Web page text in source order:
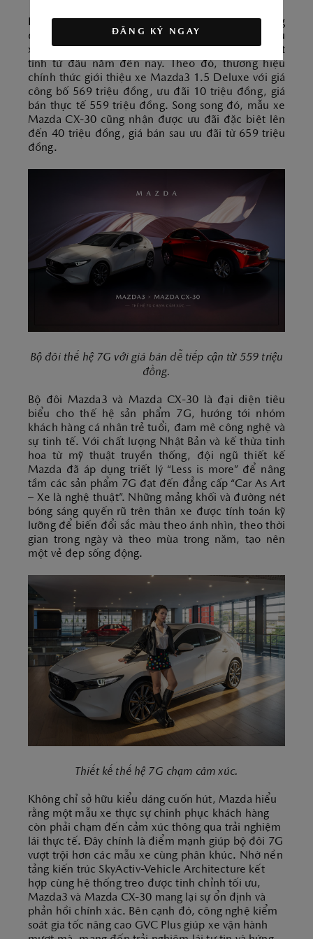
Khởi động mùa hè rực rỡ, Mazda Việt Nam mang
đến cơ hội hấp dẫn để khách hàng sở hữu các mẫu
xe thế hệ 7G chạm cảm xúc với giá bán tốt nhất
tính từ đầu năm đến nay. Theo đó, thương hiệu
chính thức giới thiệu xe Mazda3 1.5 Deluxe với giá
công bố 569 triệu đồng, ưu đãi 10 triệu đồng, giá
bán thực tế 559 triệu đồng. Song song đó, mẫu xe
Mazda CX-30 cũng nhận được ưu đãi đặc biệt lên
đến 40 triệu đồng, giá bán sau ưu đãi từ 659 triệu
đồng.
Bộ đôi thế hệ 7G với giá bán dễ tiếp cận từ 559 triệu
đồng.
Bộ đôi Mazda3 và Mazda CX-30 là đại diện tiêu
biểu cho thế hệ sản phẩm 7G, hướng tới nhóm
khách hàng cá nhân trẻ tuổi, đam mê công nghệ và
sự tinh tế. Với chất lượng Nhật Bản và kế thừa tinh
hoa từ mỹ thuật truyền thống, đội ngũ thiết kế
Mazda đã áp dụng triết lý “Less is more” để nâng
tầm các sản phẩm 7G đạt đến đẳng cấp “Car As Art
– Xe là nghệ thuật”. Những mảng khối và đường nét
bóng sáng quyến rũ trên thân xe được tính toán kỹ
lưỡng để biến đổi sắc màu theo ánh nhìn, theo thời
gian trong ngày và theo mùa trong năm, tạo nên
một vẻ đẹp sống động.
Thiết kế thế hệ 7G chạm cảm xúc.
Không chỉ sở hữu kiểu dáng cuốn hút, Mazda hiểu
rằng một mẫu xe thực sự chinh phục khách hàng
còn phải chạm đến cảm xúc thông qua trải nghiệm
lái thực tế. Đây chính là điểm mạnh giúp bộ đôi 7G
vượt trội hơn các mẫu xe cùng phân khúc. Nhờ nền
tảng kiến trúc SkyActiv-Vehicle Architecture kết
hợp cùng hệ thống treo được tinh chỉnh tối ưu,
Mazda3 và Mazda CX-30 mang lại sự ổn định và
phản hồi chính xác. Bên cạnh đó, công nghệ kiểm
soát gia tốc nâng cao GVC Plus giúp xe vận hành
ĐĂNG KÝ NGAY